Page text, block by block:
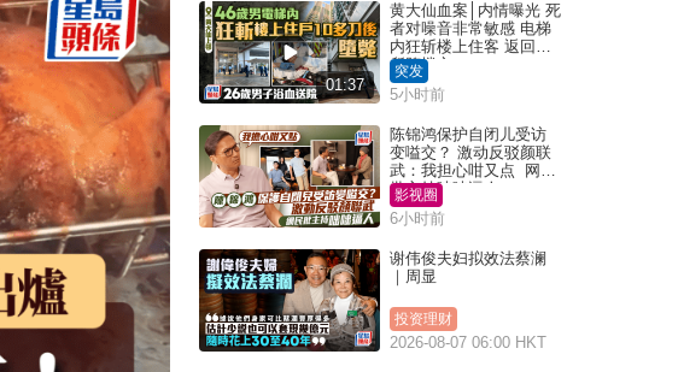
01:37
黄大仙血案│内情曝光 死
者对噪音非常敏感 电梯
内狂斩楼上住客 返回住
所堕楼亡
突发
5小时前
陈锦鸿保护自闭儿受访
变嗌交？ 激动反驳颜联
武：我担心咁又点 网民
批主持咄咄逼人
影视圈
6小时前
谢伟俊夫妇拟效法蔡澜
｜周显
投资理财
2026-08-07 06:00 HKT